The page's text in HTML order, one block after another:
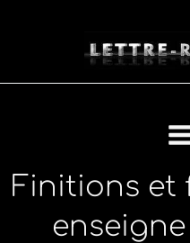
Finitions et